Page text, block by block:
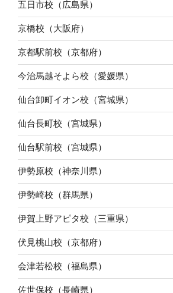
五日市校（広島県）
京橋校（大阪府）
京都駅前校（京都府）
今治馬越そよら校（愛媛県）
仙台卸町イオン校（宮城県）
仙台長町校（宮城県）
仙台駅前校（宮城県）
伊勢原校（神奈川県）
伊勢崎校（群馬県）
伊賀上野アピタ校（三重県）
伏見桃山校（京都府）
会津若松校（福島県）
佐世保校（長崎県）